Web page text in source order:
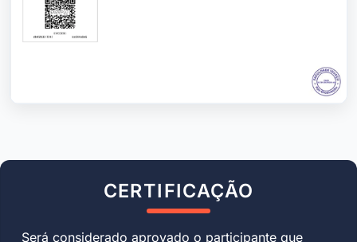
CERTIFICAÇÃO
Será considerado aprovado o participante que